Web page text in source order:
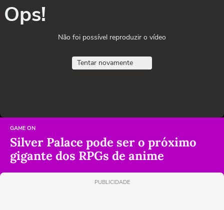
Ops!
Não foi possível reproduzir o vídeo
Tentar novamente
GAME ON
Silver Palace pode ser o próximo
gigante dos RPGs de anime
PUBLICIDADE